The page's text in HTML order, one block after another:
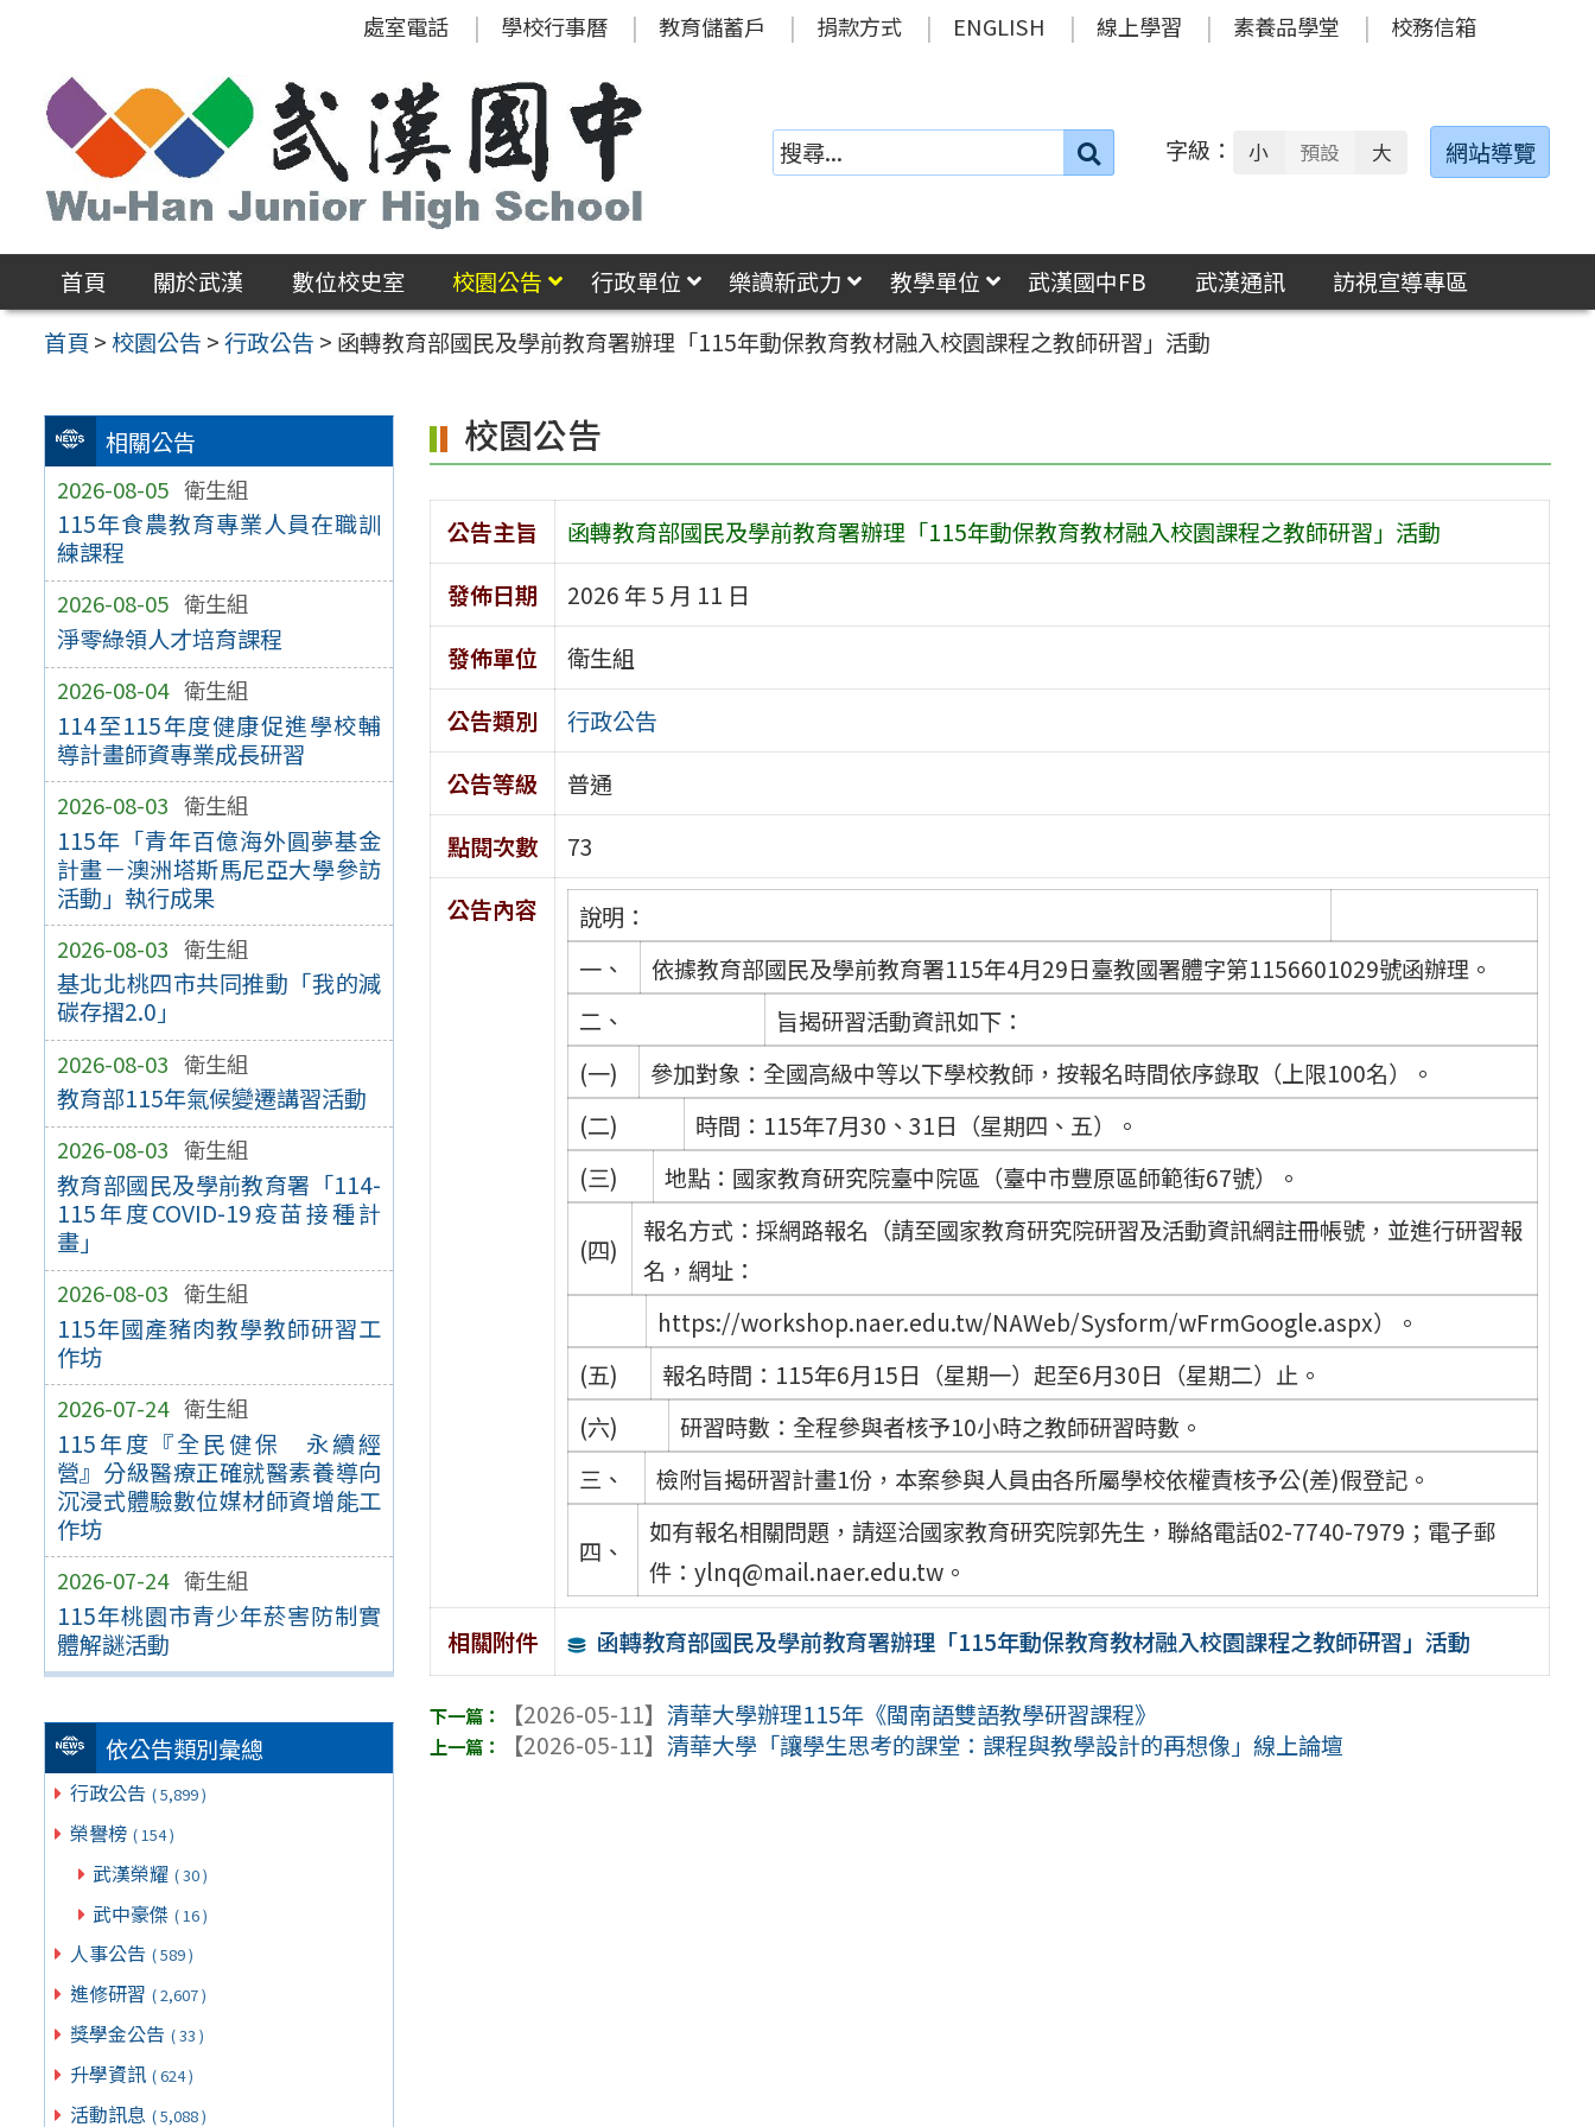
區
處室電話 學校行事曆 教育儲蓄戶 捐款方式 ENGLISH 線上學習 素養品學堂 校務信箱
搜
字級： 小 預設 大 網站導覽
首頁 關於武漢 數位校史室 校園公告 行政單位 樂讀新武力 教學單位 武漢國中FB 武漢通訊
訪視宣導專區
首頁 >校園公告 >行政公告 > 函轉教育部國民及學前教育署辦理「115年動保教育教材融入校園課程之教師研習」活動
相關公告
2026-08-05 衛生組
115年食農教育專業人員在職訓
練課程
2026-08-05 衛生組
淨零綠領人才培育課程
2026-08-04 衛生組
114至115年度健康促進學校輔
導計畫師資專業成長研習
2026-08-03 衛生組
115年「青年百億海外圓夢基金
計畫－澳洲塔斯馬尼亞大學參訪
活動」執行成果
2026-08-03 衛生組
基北北桃四市共同推動「我的減
碳存摺2.0」
2026-08-03 衛生組
教育部115年氣候變遷講習活動
2026-08-03 衛生組
教育部國民及學前教育署「114-
115年度COVID-19疫苗接種計
畫」
2026-08-03 衛生組
115年國產豬肉教學教師研習工
作坊
2026-07-24 衛生組
115年度『全民健保 永續經
營』分級醫療正確就醫素養導向
沉浸式體驗數位媒材師資增能工
作坊
2026-07-24 衛生組
115年桃園市青少年菸害防制實
體解謎活動
依公告類別彙總
行政公告 ( 5,899 )
榮譽榜 ( 154 )
武漢榮耀 ( 30 )
武中豪傑 ( 16 )
人事公告 ( 589 )
進修研習 ( 2,607 )
獎學金公告 ( 33 )
升學資訊 ( 624 )
活動訊息 ( 5,088 )
校園公告
公告主旨
函轉教育部國民及學前教育署辦理「115年動保教育教材融入校園課程之教師研習」活動
發佈日期
2026 年 5 月 11 日
發佈單位
衛生組
公告類別
行政公告
公告等級
普通
點閱次數
73
公告內容
說明：
一、
依據教育部國民及學前教育署115年4月29日臺教國署體字第1156601029號函辦理。
二、
旨揭研習活動資訊如下：
(一)
參加對象：全國高級中等以下學校教師，按報名時間依序錄取（上限100名）。
(二)
時間：115年7月30、31日（星期四、五）。
(三)
地點：國家教育研究院臺中院區（臺中市豐原區師範街67號）。
(四)
報名方式：採網路報名（請至國家教育研究院研習及活動資訊網註冊帳號，並進行研習報
名，網址：
https://workshop.naer.edu.tw/NAWeb/Sysform/wFrmGoogle.aspx）。
(五)
報名時間：115年6月15日（星期一）起至6月30日（星期二）止。
(六)
研習時數：全程參與者核予10小時之教師研習時數。
三、
檢附旨揭研習計畫1份，本案參與人員由各所屬學校依權責核予公(差)假登記。
四、
如有報名相關問題，請逕洽國家教育研究院郭先生，聯絡電話02-7740-7979；電子郵
件：ylnq@mail.naer.edu.tw。
相關附件 函轉教育部國民及學前教育署辦理「115年動保教育教材融入校園課程之教師研習」活動
【2026-05-11】清華大學辦理115年《閩南語雙語教學研習課程》
【2026-05-11】清華大學「讓學生思考的課堂：課程與教學設計的再想像」線上論壇